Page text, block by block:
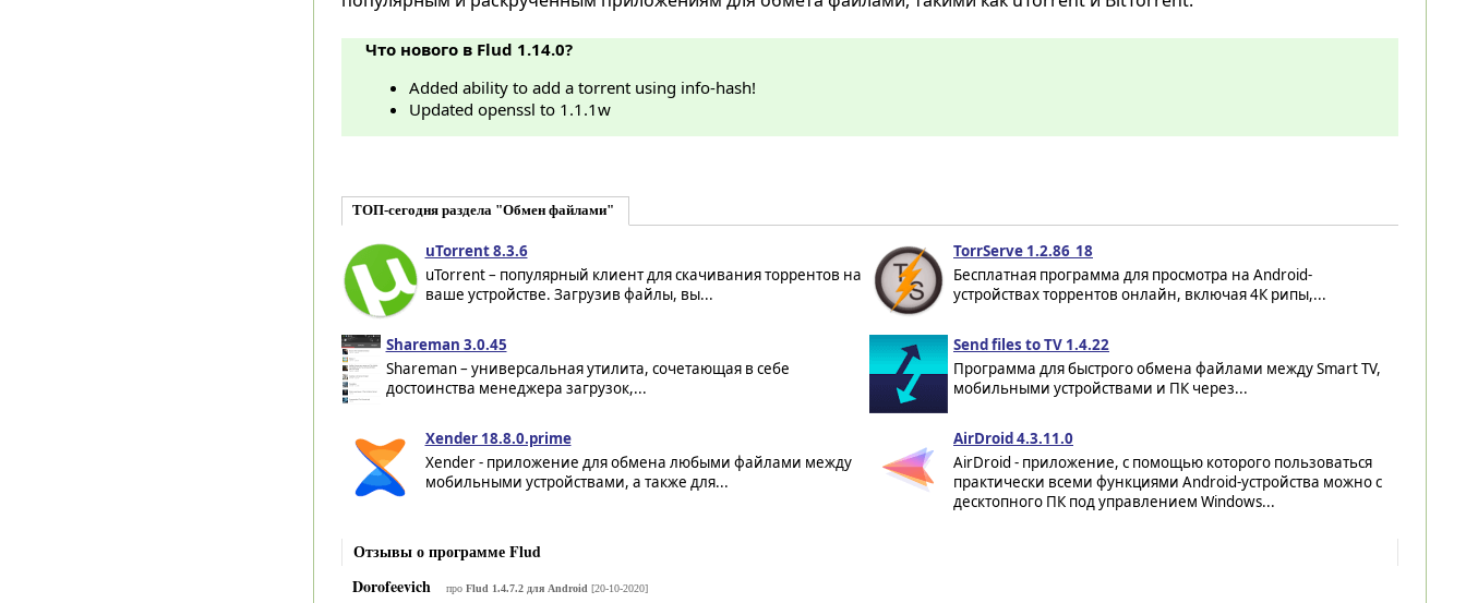
Что нового в Flud 1.14.0?
Added ability to add a torrent using info-hash!
Updated openssl to 1.1.1w
ТОП-сегодня раздела "Обмен файлами"
uTorrent 8.3.6
uTorrent – популярный клиент для скачивания торрентов на
ваше устройстве. Загрузив файлы, вы...
TorrServe 1.2.86_18
Бесплатная программа для просмотра на Android-
устройствах торрентов онлайн, включая 4К рипы,...
Shareman 3.0.45
Shareman – универсальная утилита, сочетающая в себе
достоинства менеджера загрузок,...
Send files to TV 1.4.22
Программа для быстрого обмена файлами между Smart TV,
мобильными устройствами и ПК через...
Xender 18.8.0.prime
Xender - приложение для обмена любыми файлами между
мобильными устройствами, а также для...
AirDroid 4.3.11.0
AirDroid - приложение, с помощью которого пользоваться
практически всеми функциями Android-устройства можно с
десктопного ПК под управлением Windows...
Отзывы о программе Flud
Dorofeevich
про Flud 1.4.7.2 для Android [20-10-2020]